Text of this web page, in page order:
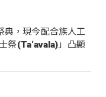
典，現今配合族人工
祭(Ta‘avala)」凸顯